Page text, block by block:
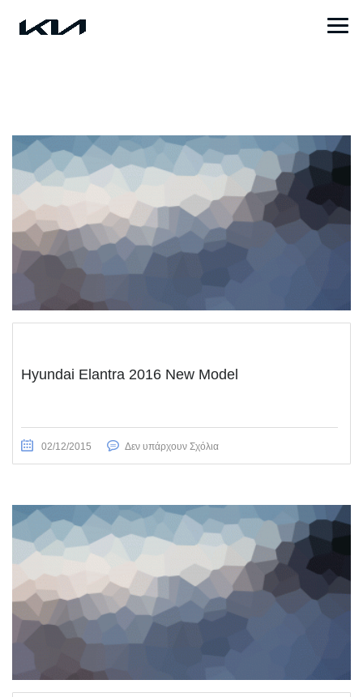
Hyundai Elantra 2016 New Model
02/12/2015 Δεν υπάρχουν Σχόλια